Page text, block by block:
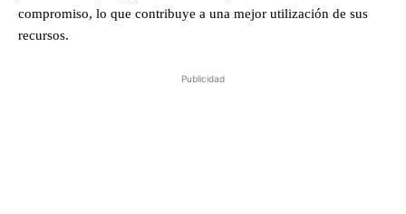
compromiso, lo que contribuye a una mejor utilización de sus
recursos.
Publicidad